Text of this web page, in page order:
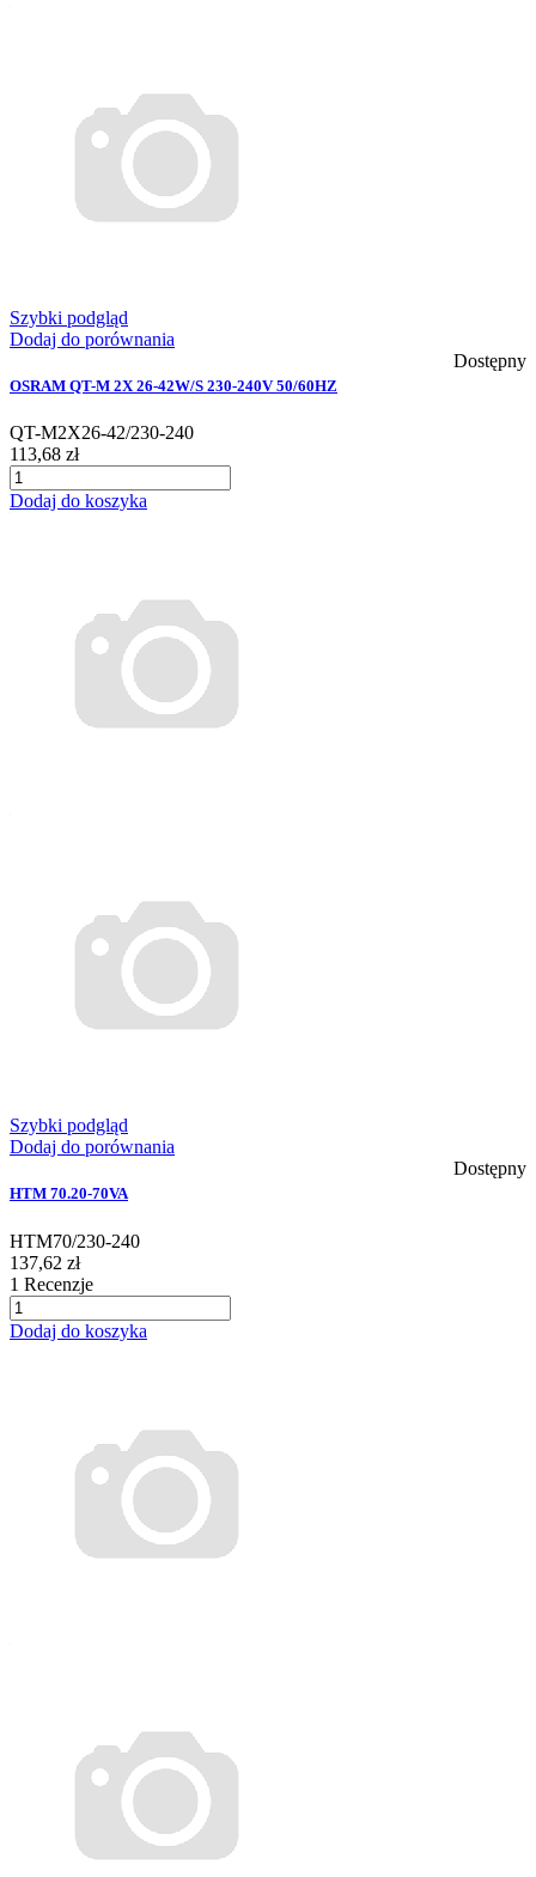
Szybki podgląd
Dodaj do porównania
Dostępny
OSRAM QT-M 2X 26-42W/S 230-240V 50/60HZ
QT-M2X26-42/230-240
113,68 zł
Dodaj do koszyka
Szybki podgląd
Dodaj do porównania
Dostępny
HTM 70.20-70VA
HTM70/230-240
137,62 zł
1 Recenzje
Dodaj do koszyka